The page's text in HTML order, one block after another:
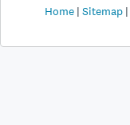
Home Sitemap